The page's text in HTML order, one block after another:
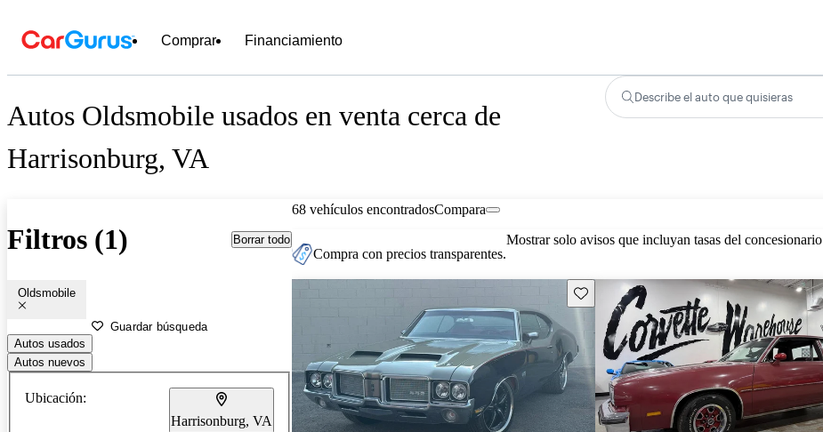
Comprar Financiamiento
Autos Oldsmobile usados en venta cerca de
Harrisonburg, VA
Describe el auto que quisieras
Filtros (1) Borrar todo
Oldsmobile
Guardar búsqueda
Autos usados
Autos nuevos
Ubicación:
Harrisonburg, VA
68 vehículos encontradosCompara
Compra con precios transparentes.
Mostrar solo avisos que incluyan tasas del concesionario
Guarda este Aviso